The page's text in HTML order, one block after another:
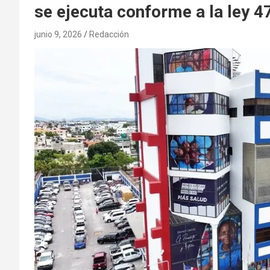
se ejecuta conforme a la ley
junio 9, 2026 Redacción